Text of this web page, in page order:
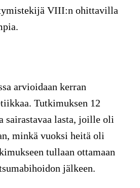
VIII:n ohittavilla
arvioidaan kerran
Tutkimuksen 12
sairastavaa lasta, joille oli
minkä vuoksi heitä oli
tullaan ottamaan
jälkeen.